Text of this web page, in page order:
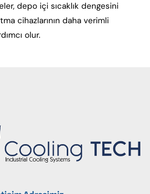
depo içi sıcaklık dengesini
cihazlarının daha verimli
olur.